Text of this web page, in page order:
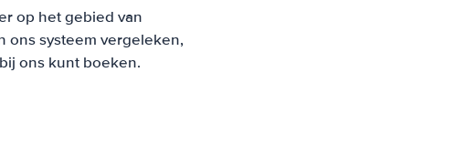
op het gebied van
ons systeem vergeleken,
ons kunt boeken.